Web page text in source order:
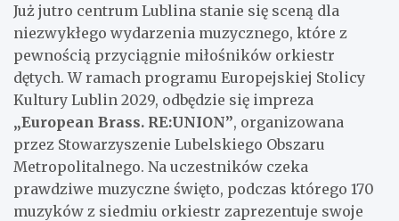
Już jutro centrum Lublina stanie się sceną dla
niezwykłego wydarzenia muzycznego, które z
pewnością przyciągnie miłośników orkiestr
dętych. W ramach programu Europejskiej Stolicy
Kultury Lublin 2029, odbędzie się impreza
„European Brass. RE:UNION”, organizowana
przez Stowarzyszenie Lubelskiego Obszaru
Metropolitalnego. Na uczestników czeka
prawdziwe muzyczne święto, podczas którego 170
muzyków z siedmiu orkiestr zaprezentuje swoje